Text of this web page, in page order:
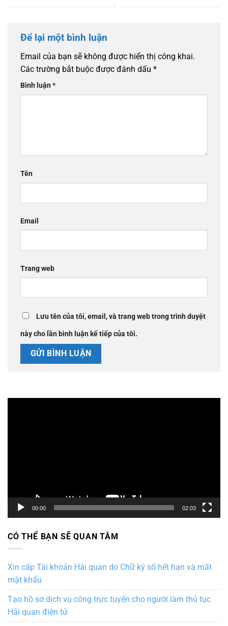
Để lại một bình luận
Email của bạn sẽ không được hiển thị công khai.
Các trường bắt buộc được đánh dấu *
Bình luận*
Tên
Email
Trang web
Lưu tên của tôi, email, và trang web trong trình duyệt
này cho lần bình luận kế tiếp của tôi.
00:00 02:03
CÓ THỂ BẠN SẼ QUAN TÂM
Xin cấp Tài khoản Hải quan do Chữ ký số hết hạn và mất
mật khẩu
Tạo hồ sơ dịch vụ công trực tuyến cho người làm thủ tục
Hải quan điện tử